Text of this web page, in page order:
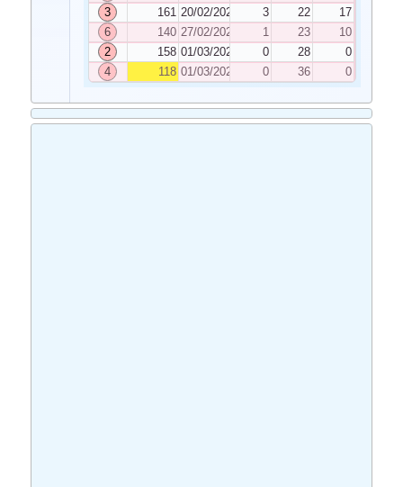
3
161 20/02/2024 3 22
17
6
140 27/02/2024 1 23
10
2
158 01/03/2024 0 28
0
4
118 01/03/2024 0 36 0